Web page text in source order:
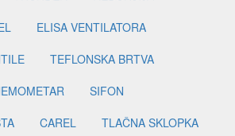
ELISA VENTILATORA
TEFLONSKA BRTVA
SIFON
CAREL
TLAČNA SKLOPKA